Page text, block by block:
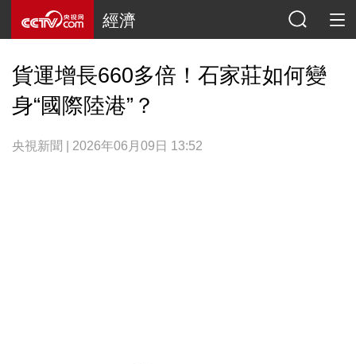
經濟
貨運增長660多倍！石家莊如何變
身“國際陸港”？
央視新聞 | 2026年06月09日 13:52